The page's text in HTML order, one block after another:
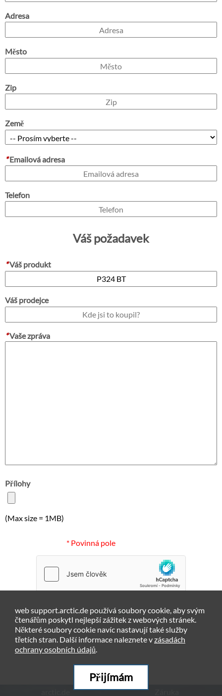
Adresa
Město
Zip
Země
*Emailová adresa
Telefon
Váš požadavek
*Váš produkt
Váš prodejce
*Vaše zpráva
Přílohy
(Max size = 1MB)
* Povinná pole
Předložit
web support.arctic.de používá soubory cookie, aby svým
čtenářům poskytl nejlepší zážitek z webových stránek.
Některé soubory cookie navíc nastavují také služby
třetích stran. Další informace naleznete vzásadách
ochrany osobních údajů.
Přijímám